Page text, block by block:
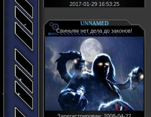
2017-01-29 16:53:25
UNNAMED
Свиньям нет дела до законов!